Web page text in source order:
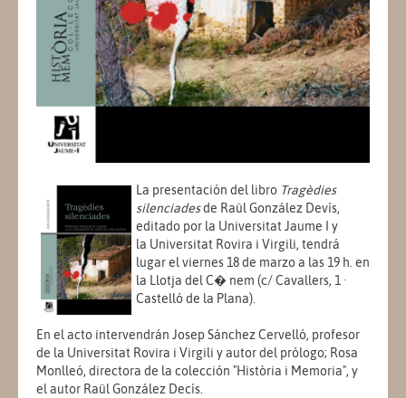
La presentación del libro Tragèdies
silenciadesde Raül González Devís,
editado por la Universitat Jaume I y
la Universitat Rovira i Virgili, tendrá
lugar el viernes 18 de marzo a las 19 h. en
la Llotja del C� nem (c/ Cavallers, 1 ·
Castelló de la Plana).
En el acto intervendrán Josep Sánchez Cervelló, profesor
de la Universitat Rovira i Virgili y autor del prólogo; Rosa
Monlleó, directora de la colección "Història i Memoria", y
el autor Raül González Decís.